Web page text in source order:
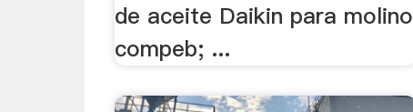
de aceite Daikin para molino
compeb; ...